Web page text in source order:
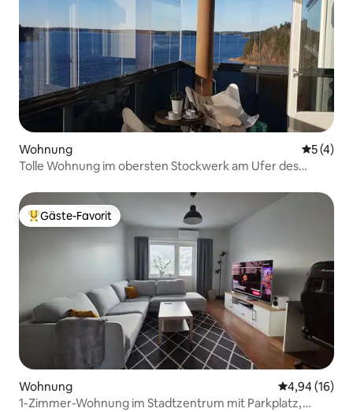
Wohnung
5 (4)
Tolle Wohnung im obersten Stockwerk am Ufer des
Beliebter Gäste-Favorit.
Gäste-Favorit
Wohnung
4,94 (16)
1-Zimmer-Wohnung im Stadtzentrum mit Parkplatz,